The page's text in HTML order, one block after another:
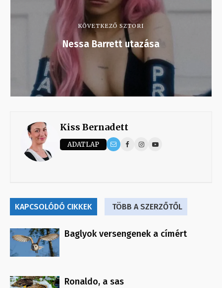
KÖVETKEZŐ SZTORI
Nessa Barrett utazása
Kiss Bernadett
ADATLAP
KAPCSOLÓDÓ CIKKEK TÖBB A SZERZŐTŐL
Baglyok versengenek a címért
Ronaldo, a sas